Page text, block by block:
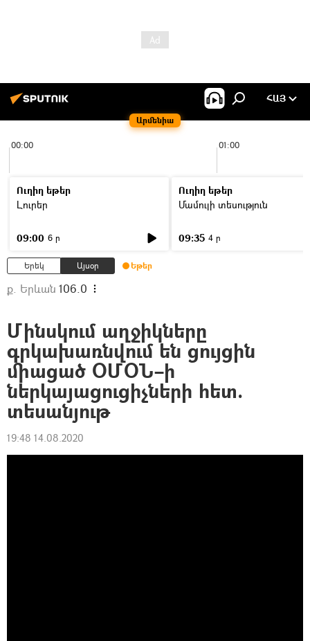
Արմենիա
ՀԱՅ
00:00 01:00
Ուղիղ եթեր
Լուրեր
09:00 6 ր
Ուղիղ եթեր
Մամուլի տեսություն
09:35 4 ր
Երեկ Այսօր Եթեր
ք. Երևան 106.0
Մինսկում աղջիկները
գրկախառնվում են ցույցին
միացած ՕՄՕՆ–ի
ներկայացուցիչների հետ.
տեսանյութ
19:48 14.08.2020